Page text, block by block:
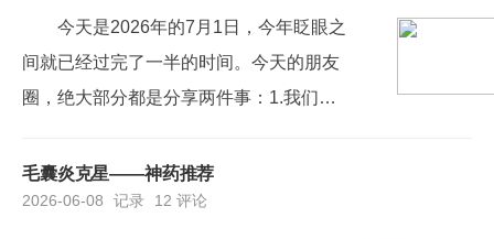
今天是2026年的7月1日，今年眨眼之
间就已经过完了一半的时间。今天的朋友
圈，绝大部分都是分享两件事：1.我们党
逝，感觉碌碌无为。我的感觉也差不多，
回看这半年时间，感觉每天都过得很充
毛囊炎克星——神药推荐
2026-06-08 记录 12 评论